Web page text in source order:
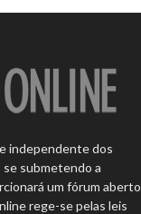
independente dos
submetendo a
um fórum aberto
rege-se pelas leis